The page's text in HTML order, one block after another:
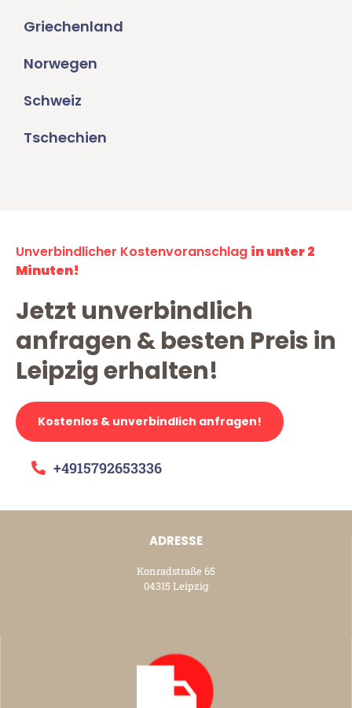
Griechenland
Norwegen
Schweiz
Tschechien
Unverbindlicher Kostenvoranschlag in unter 2
Minuten!
Jetzt unverbindlich
anfragen & besten Preis in
Leipzig erhalten!
Kostenlos & unverbindlich anfragen!
+4915792653336
ADRESSE
Konradstraße 65
04315 Leipzig